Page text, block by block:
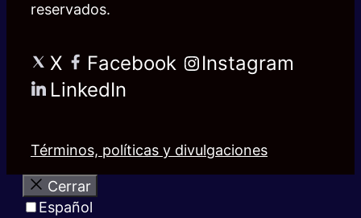
reservados.
X Facebook
Instagram
LinkedIn
Términos, políticas y divulgaciones
Cerrar
Español